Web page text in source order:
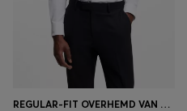
REGULAR-FIT OVERHEMD VAN HOOGWAARDIG STRETCHTWILL